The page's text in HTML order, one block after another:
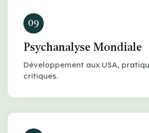
09
Psychanalyse Mondiale
Développement aux USA,
critiques.